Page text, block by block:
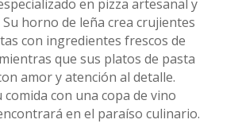
en pizza artesanal y
Su horno de leña crea crujientes
con ingredientes frescos de
que sus platos de pasta
amor y atención al detalle.
comida con una copa de vino
en el paraíso culinario.